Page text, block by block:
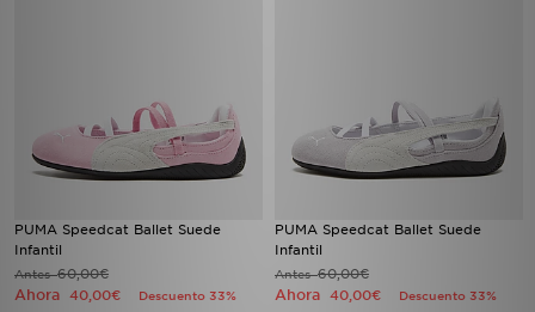
PUMA Speedcat Ballet Suede
Infantil
Antes60,00€
Ahora 40,00€ Descuento 33%
PUMA Speedcat Ballet Suede
Infantil
Antes60,00€
Ahora 40,00€ Descuento 33%